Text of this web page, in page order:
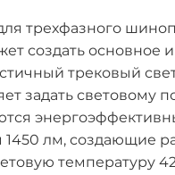
трехфазного
создать основное
трековый
задать световому
лм, создающие
температуру